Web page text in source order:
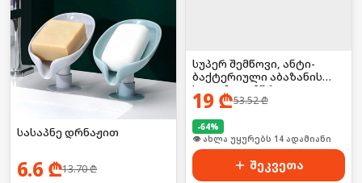
სასაპნე დრნაჟით
6.6 ₾13.70₾
სუპერ შემწოვი, ანტი-
ბაქტერიული აბაზანის
ხალიჩა — მშრალი და
უსაფრთხო იატაკისთვის
19 ₾53.52₾
-64%
🛒 ბოლო 24სთ-ში იყიდა 17-მა
შეკვეთა